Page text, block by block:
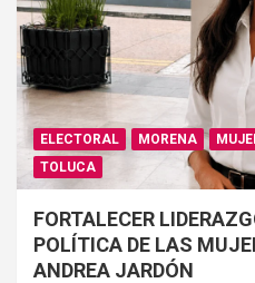
ELECTORAL MORENA
TOLUCA
FORTALECER
POLÍTICA DE LAS
ANDREA JARDÓN